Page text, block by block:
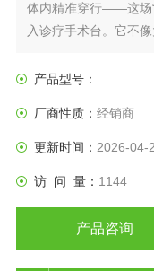
体内精准穿行——这场
入诊疗手术台。它不
产品型号：
厂商性质： 经销商
更新时间： 2026-04-
访 问 量： 1144
产品咨询